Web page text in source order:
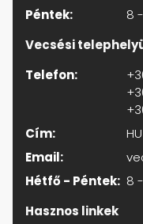
Péntek:
8
Vecsési
Telefon:
Cím:
Email:
Hétfő - Péntek: 8
Hasznos linkek